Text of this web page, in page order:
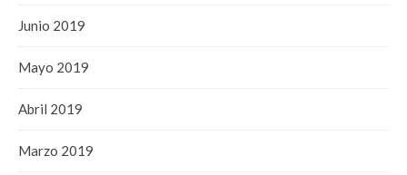
Junio 2019
Mayo 2019
Abril 2019
Marzo 2019